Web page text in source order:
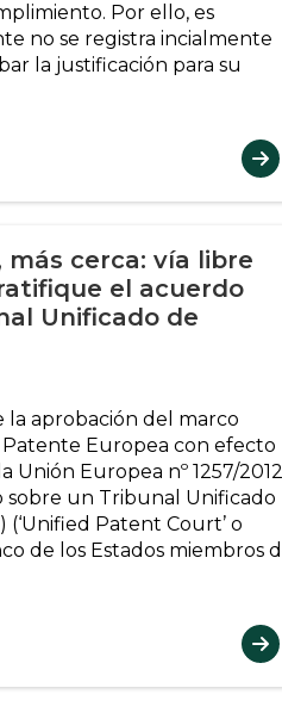
Por ello, es
no se registra incialmente
la justificación para su
cerca: vía libre
el acuerdo
Unificado de
la aprobación del marco
Europea con efecto
Unión Europea nº 1257/2012
sobre un Tribunal Unificado
(‘Unified Patent Court’ o
de los Estados miembros